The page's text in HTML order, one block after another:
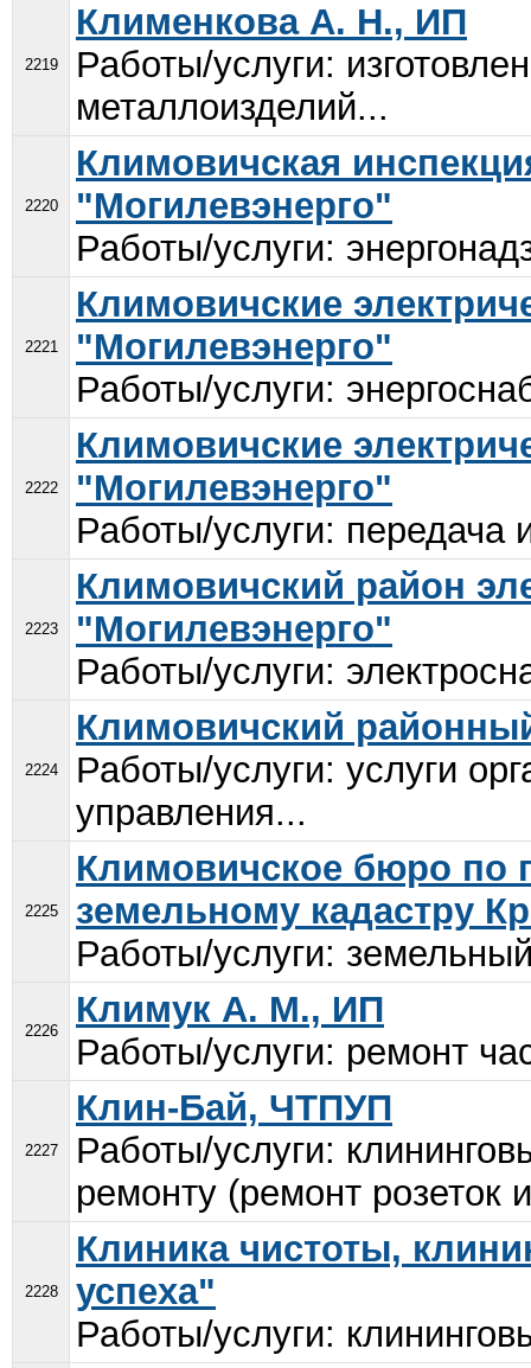
2219
Клименкова А. Н., ИП
Работы/услуги:
металлоизделий...
2220
Климовичская
"Могилевэнерго"
Работы/услуги:
2221
Климовичские
"Могилевэнерго"
Работы/услуги:
2222
Климовичские
"Могилевэнерго"
Работы/услуги: передача
2223
Климовичский район
"Могилевэнерго"
Работы/услуги:
2224
Климовичский
Работы/услуги: услуги
управления...
2225
Климовичское бюро по
земельному кадастру
Работы/услуги:
2226
Климук А. М., ИП
Работы/услуги: ремонт
2227
Клин-Бай, ЧТПУП
Работы/услуги:
ремонту (ремонт розеток
2228
Клиника чистоты,
успеха"
Работы/услуги: